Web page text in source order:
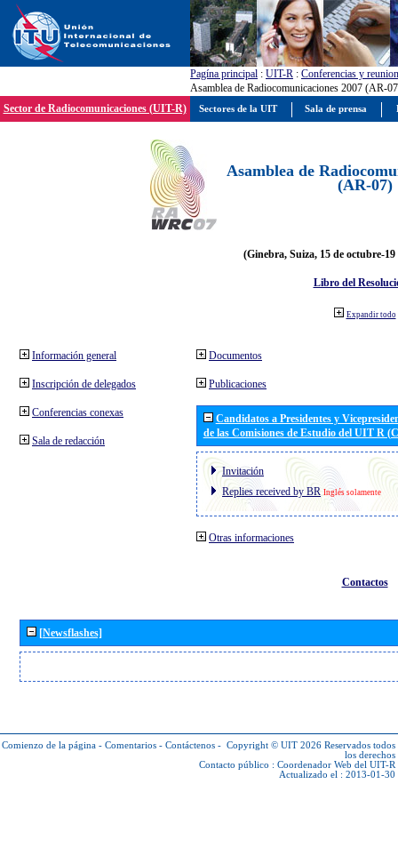
Pagína principal : UIT-R : Conferencias y
Asamblea de Radiocomunicaciones 2007 (AR-
Sector de Radiocomunicaciones (UIT-R)
Asamblea de
(AR-07)
(Ginebra, Suiza, 15 de octubre-19
Libro del
Expandir todo
Información general
Inscripción de delegados
Conferencias conexas
Sala de redacción
Documentos
Publicaciones
Candidatos a Presidentes y
de las Comisiones de Estudio del UIT R
Invitación
Replies received by BR Inglés solamente
Otras informaciones
Contactos
[Newsflashes]
Comienzo de la página - Comentarios - Contáctenos - Copyright © UIT 2026 Reservados todos
los derechos
Contacto público : Coordenador Web del UIT-R
Actualizado el : 2013-01-30
Sectores de la UIT Sala de prensa